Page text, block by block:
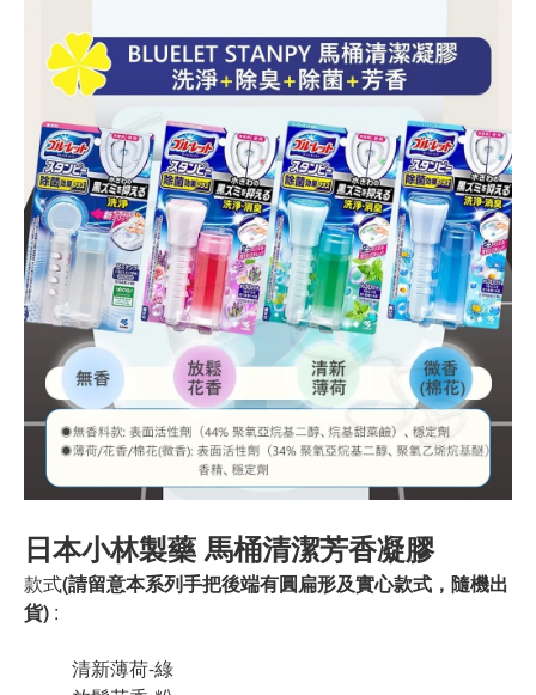
日本小林製藥 馬桶清潔芳香凝膠
款式(請留意本系列手把後端有圓扁形及實心款式，隨機出
貨) :
清新薄荷-綠